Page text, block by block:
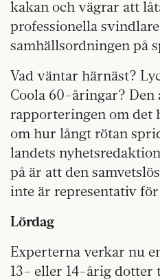
kakan och vägrar att
professionella
samhällsordningen på
Vad väntar härnäst?
Coola 60-åringar? Den
rapporteringen om det
om hur långt rötan
landets
på är att den
inte är representativ
Lördag
Experterna verkar nu
13- eller 14-årig